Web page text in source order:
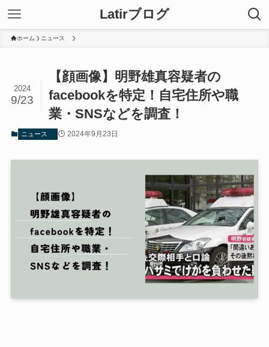
Latirブログ
ホーム ニュース
【顔画像】明野雄真容疑者の
facebookを特定！自宅住所や職
業・SNSなどを調査！
2024
9/23
ニュース 2024年9月23日